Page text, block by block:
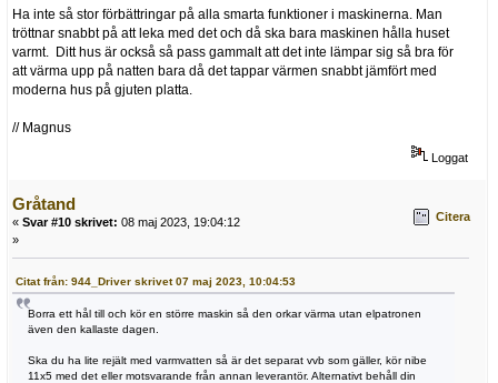
Ha inte så stor förbättringar på alla smarta funktioner i maskinerna. Man
tröttnar snabbt på att leka med det och då ska bara maskinen hålla huset
varmt. Ditt hus är också så pass gammalt att det inte lämpar sig så bra för
att värma upp på natten bara då det tappar värmen snabbt jämfört med
moderna hus på gjuten platta.
// Magnus
Loggat
Gråtand
« Svar #10 skrivet: 08 maj 2023, 19:04:12
»
Citera
Citat från: 944_Driver skrivet 07 maj 2023, 10:04:53
Borra ett hål till och kör en större maskin så den orkar värma utan elpatronen
även den kallaste dagen.
Ska du ha lite rejält med varmvatten så är det separat vvb som gäller, kör nibe
11x5 med det eller motsvarande från annan leverantör. Alternativt behåll din